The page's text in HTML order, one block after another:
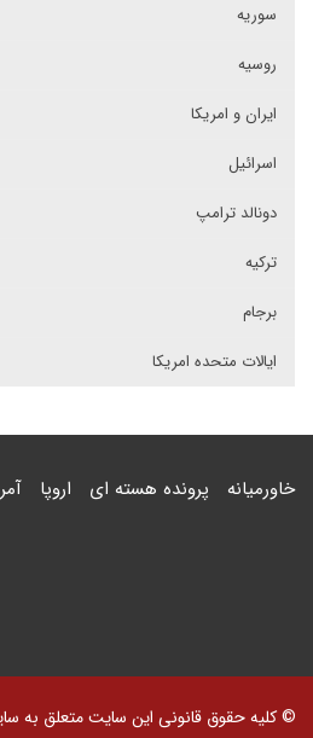
سوریه
روسیه
ایران و امریکا
اسرائیل
دونالد ترامپ
ترکیه
برجام
ایالات متحده امریکا
خاورمیانه پرونده هسته ای اروپا
© کلیه حقوق قانونی این سایت متعلق به